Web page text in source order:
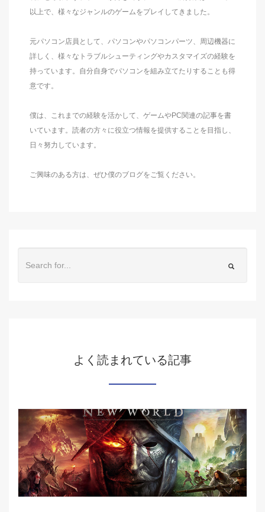
以上で、様々なジャンルのゲームをプレイしてきました。
元パソコン店員として、パソコンやパソコンパーツ、周辺機器に
詳しく、様々なトラブルシューティングやカスタマイズの経験を
持っています。自分自身でパソコンを組み立てたりすることも得
意です。
僕は、これまでの経験を活かして、ゲームやPC関連の記事を書
いています。読者の方々に役立つ情報を提供することを目指し、
日々努力しています。
ご興味のある方は、ぜひ僕のブログをご覧ください。
よく読まれている記事